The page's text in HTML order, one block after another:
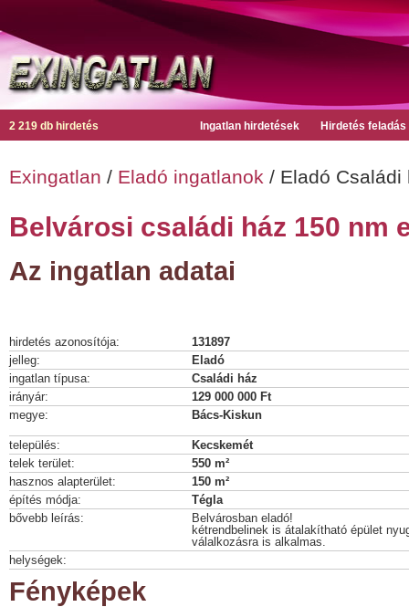
2 219 db hirdetés Ingatlan hirdetések Hirdetés feladás
Exingatlan / Eladó ingatlanok / Eladó Családi
Belvárosi családi ház 150 nm
Az ingatlan adatai
hirdetés azonosítója:
131897
jelleg:
Eladó
ingatlan típusa:
Családi ház
irányár:
129 000 000 Ft
megye:
Bács-Kiskun
település:
Kecskemét
telek terület:
550 m²
hasznos alapterület:
150 m²
építés módja:
Tégla
bővebb leírás:
Belvárosban eladó!
kétrendbelinek is átalakítható épület
válalkozásra is alkalmas.
helységek:
Fényképek